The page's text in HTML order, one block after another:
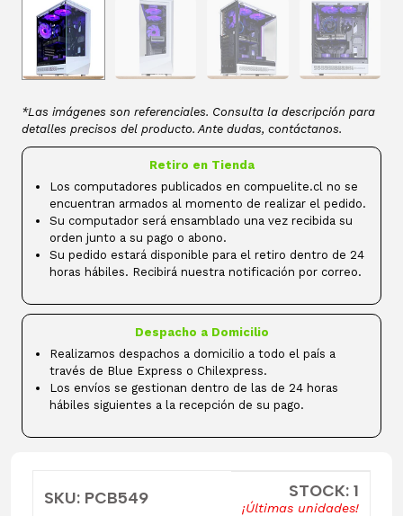
*Las imágenes son referenciales. Consulta la descripción para
detalles precisos del producto. Ante dudas, contáctanos.
Retiro en Tienda
Los computadores publicados en compuelite.cl no se
encuentran armados al momento de realizar el pedido.
Su computador será ensamblado una vez recibida su
orden junto a su pago o abono.
Su pedido estará disponible para el retiro dentro de 24
horas hábiles. Recibirá nuestra notificación por correo.
Despacho a Domicilio
Realizamos despachos a domicilio a todo el país a
través de Blue Express o Chilexpress.
Los envíos se gestionan dentro de las de 24 horas
hábiles siguientes a la recepción de su pago.
SKU: PCB549 STOCK: 1
¡Últimas unidades!